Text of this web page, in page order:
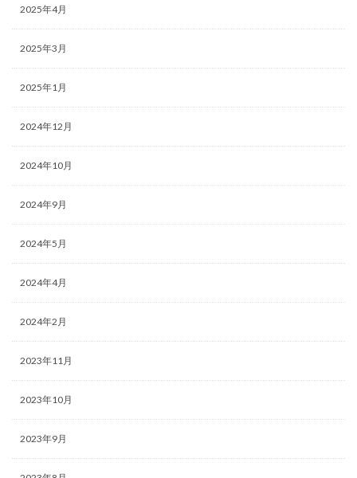
2025年4月
2025年3月
2025年1月
2024年12月
2024年10月
2024年9月
2024年5月
2024年4月
2024年2月
2023年11月
2023年10月
2023年9月